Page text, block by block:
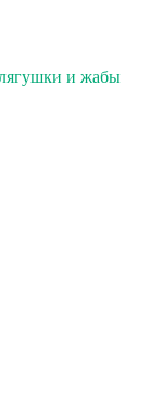
и жабы